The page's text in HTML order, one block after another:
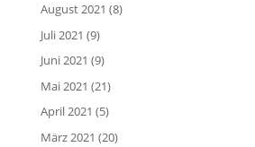
August 2021 (8)
Juli 2021 (9)
Juni 2021 (9)
Mai 2021 (21)
April 2021 (5)
März 2021 (20)